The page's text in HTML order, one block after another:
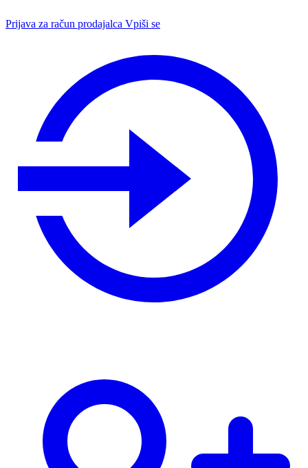
Prijava za račun prodajalca Vpiši se